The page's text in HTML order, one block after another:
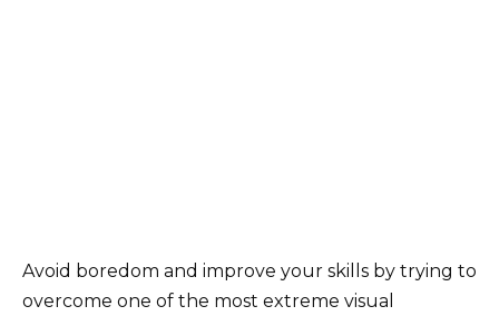
Avoid boredom and improve your skills by trying to
overcome one of the most extreme visual